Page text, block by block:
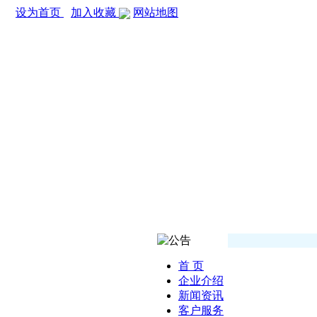
设为首页 加入收藏 网站地图
首 页
企业介绍
新闻资讯
客户服务